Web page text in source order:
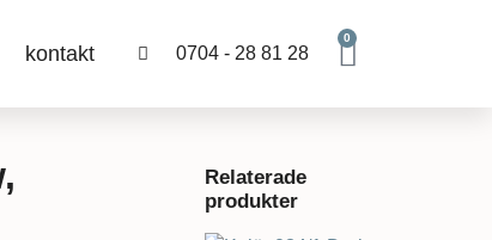
kontakt 0704 - 28 81 28
0
Relaterade
produkter